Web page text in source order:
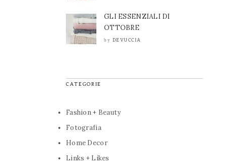
GLI ESSENZIALI DI
OTTOBRE
by DEVUCCIA
CATEGORIE
Fashion + Beauty
Fotografia
Home Decor
Links + Likes